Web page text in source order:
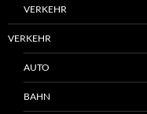
VERKEHR
VERKEHR
AUTO
BAHN